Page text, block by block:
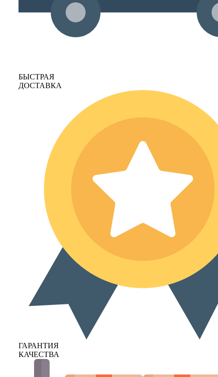
БЫСТРАЯ
ДОСТАВКА
ГАРАНТИЯ
КАЧЕСТВА